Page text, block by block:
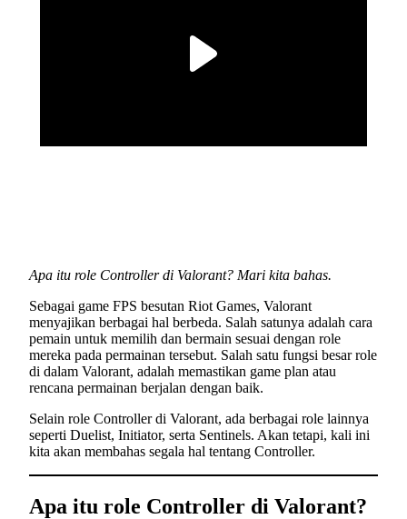
Apa itu role Controller di Valorant? Mari kita bahas.
Sebagai game FPS besutan Riot Games, Valorant
menyajikan berbagai hal berbeda. Salah satunya adalah cara
pemain untuk memilih dan bermain sesuai dengan role
mereka pada permainan tersebut. Salah satu fungsi besar role
di dalam Valorant, adalah memastikan game plan atau
rencana permainan berjalan dengan baik.
Selain role Controller di Valorant, ada berbagai role lainnya
seperti Duelist, Initiator, serta Sentinels. Akan tetapi, kali ini
kita akan membahas segala hal tentang Controller.
Apa itu role Controller di Valorant?